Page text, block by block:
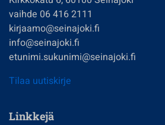
vaihde 06 416 2111
kirjaamo@seinajoki.fi
info@seinajoki.fi
etunimi.sukunimi@seinajoki.fi
Tilaa uutiskirje
Linkkejä